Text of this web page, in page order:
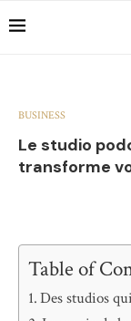
BUSINESS
Le studio
transforme
Table of
Des studios